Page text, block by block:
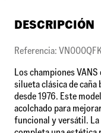
DESCRIPCIÓN
Referencia:
Los championes
silueta clásica de caña
desde 1976. Este
acolchado para
funcional y versátil.